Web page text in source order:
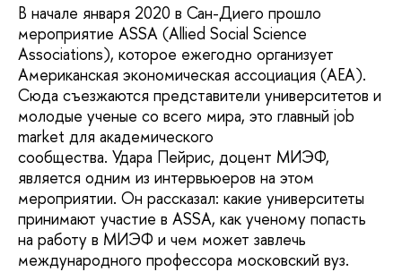
В начале января 2020 в Сан-Диего прошло
мероприятие ASSA (Allied Social Science
Associations), которое ежегодно организует
Американская экономическая ассоциация (AEA).
Сюда съезжаются представители университетов и
молодые ученые со всего мира, это главный job
market для академического
сообщества. Удара Пейрис, доцент МИЭФ,
является одним из интервьюеров на этом
мероприятии. Он рассказал: какие университеты
принимают участие в ASSA, как ученому попасть
на работу в МИЭФ и чем может завлечь
международного профессора московский вуз.